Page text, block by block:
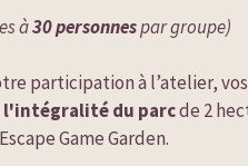
à 30 personnes par groupe)
l'intégralité du parc de 2
Game Garden.